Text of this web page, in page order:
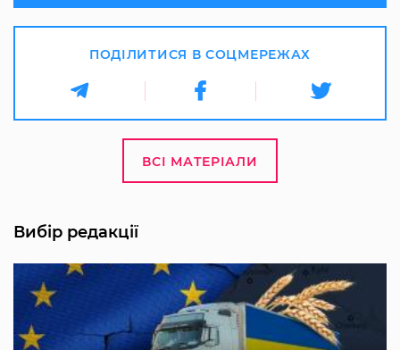
ПОДІЛИТИСЯ В СОЦМЕРЕЖАХ
ВСІ МАТЕРІАЛИ
Вибір редакції